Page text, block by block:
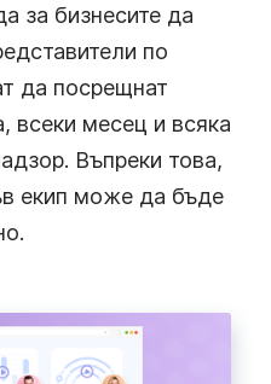
за бизнесите да
по
да посрещнат
всеки месец и всяка
Въпреки това,
екип може да бъде